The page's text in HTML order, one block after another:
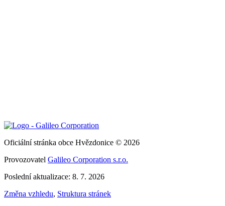
Oficiální stránka obce Hvězdonice © 2026
Provozovatel Galileo Corporation s.r.o.
Poslední aktualizace: 8. 7. 2026
Změna vzhledu, Struktura stránek